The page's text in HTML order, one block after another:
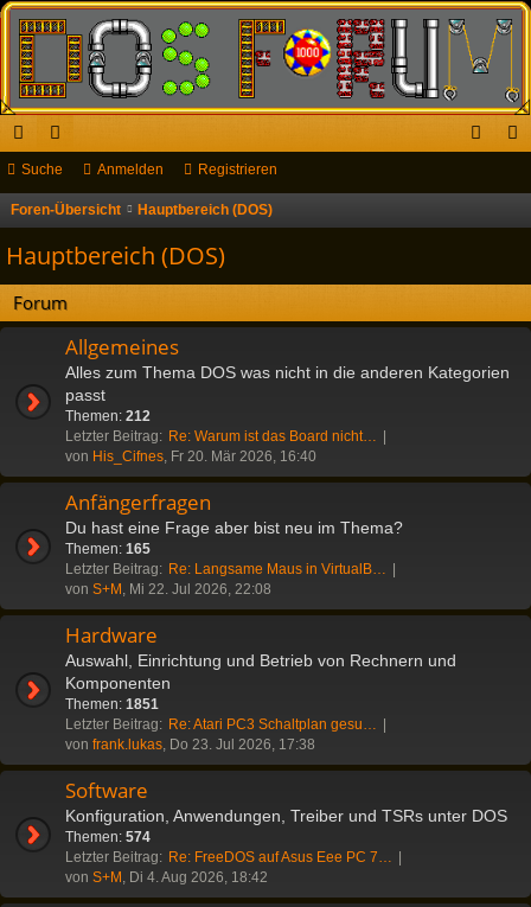
ch
ne
or
en
Suche Anmelden Registrieren
Foren-Übersicht Hauptbereich (DOS)
e
Hauptbereich (DOS)
Forum
Allgemeines
Alles zum Thema DOS was nicht in die anderen Kategorien
passt
Themen: 212
Letzter Beitrag: Re: Warum ist das Board nicht…
von His_Cifnes, Fr 20. Mär 2026, 16:40
Anfängerfragen
Du hast eine Frage aber bist neu im Thema?
Themen: 165
Letzter Beitrag: Re: Langsame Maus in VirtualB…
von S+M , Mi 22. Jul 2026, 22:08
Hardware
Auswahl, Einrichtung und Betrieb von Rechnern und
Komponenten
Themen: 1851
Letzter Beitrag: Re: Atari PC3 Schaltplan gesu…
von frank.lukas, Do 23. Jul 2026, 17:38
Software
Konfiguration, Anwendungen, Treiber und TSRs unter DOS
Themen: 574
Letzter Beitrag: Re: FreeDOS auf Asus Eee PC 7…
von S+M , Di 4. Aug 2026, 18:42